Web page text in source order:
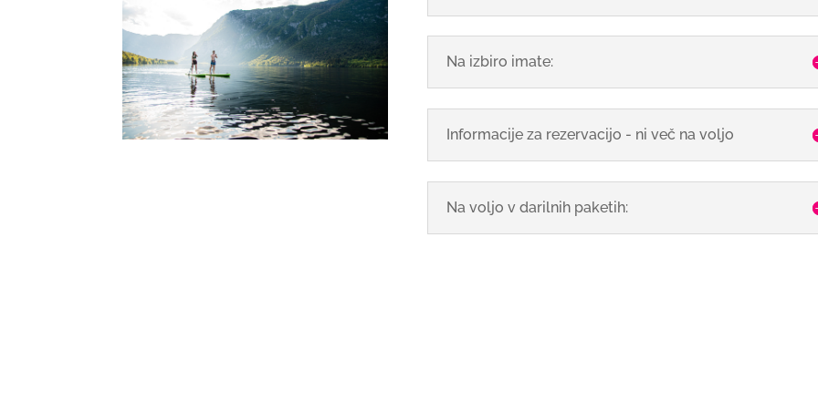
Na izbiro imate:
Informacije za rezervacijo - ni več na voljo
Na voljo v darilnih paketih: